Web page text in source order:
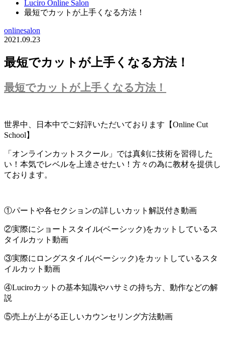
Luciro Online Salon
最短でカットが上手くなる方法！
onlinesalon
2021.09.23
最短でカットが上手くなる方法！
最短でカットが上手くなる方法！
世界中、日本中でご好評いただいております【Online Cut
School】
「オンラインカットスクール」では真剣に技術を習得した
い！本気でレベルを上達させたい！方々の為に教材を提供し
ております。
①パートや各セクションの詳しいカット解説付き動画
②実際にショートスタイル(ベーシック)をカットしているス
タイルカット動画
③実際にロングスタイル(ベーシック)をカットしているスタ
イルカット動画
④Luciroカットの基本知識やハサミの持ち方、動作などの解
説
⑤売上が上がる正しいカウンセリング方法動画